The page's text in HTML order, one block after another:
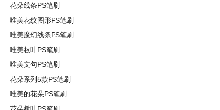
花朵线条PS笔刷
唯美花纹图形PS笔刷
唯美魔幻线条PS笔刷
唯美枝叶PS笔刷
唯美文句PS笔刷
花朵系列5款PS笔刷
唯美的花朵PS笔刷